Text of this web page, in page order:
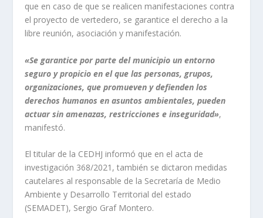
que en caso de que se realicen manifestaciones contra
el proyecto de vertedero, se garantice el derecho a la
libre reunión, asociación y manifestación.
«Se garantice por parte del municipio un entorno
seguro y propicio en el que las personas, grupos,
organizaciones, que promueven y defienden los
derechos humanos en asuntos ambientales, pueden
actuar sin amenazas, restricciones e inseguridad»,
manifestó.
El titular de la CEDHJ informó que en el acta de
investigación 368/2021, también se dictaron medidas
cautelares al responsable de la Secretaría de Medio
Ambiente y Desarrollo Territorial del estado
(SEMADET), Sergio Graf Montero.